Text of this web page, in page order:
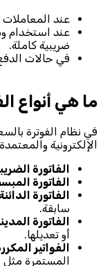
عند المعاملات
عند استخدام
ضريبية كاملة.
في حالات
ما هي أنواع
في نظام الفوترة
الإلكترونية
الفاتورة
الفاتورة
الفاتورة
سابقة.
الفاتورة
أو تعديلها.
الفواتير
المستمرة مثل